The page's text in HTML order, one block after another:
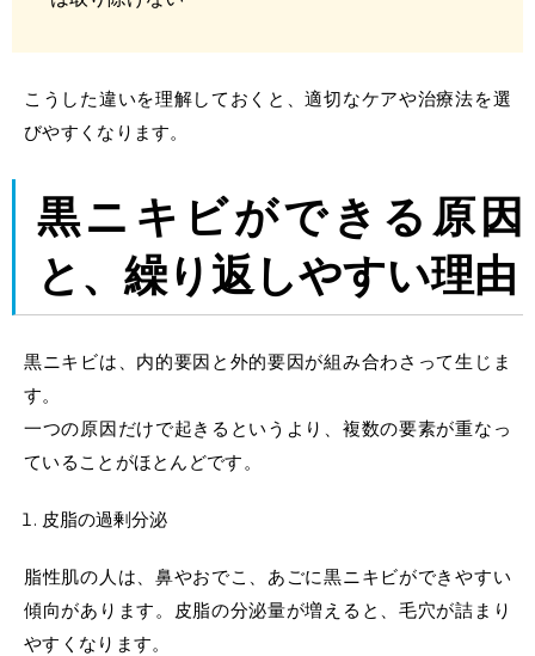
こうした違いを理解しておくと、適切なケアや治療法を選
びやすくなります。
黒ニキビができる原因
と、繰り返しやすい理由
黒ニキビは、内的要因と外的要因が組み合わさって生じま
す。
一つの原因だけで起きるというより、複数の要素が重なっ
ていることがほとんどです。
皮脂の過剰分泌
脂性肌の人は、鼻やおでこ、あごに黒ニキビができやすい
傾向があります。皮脂の分泌量が増えると、毛穴が詰まり
やすくなります。